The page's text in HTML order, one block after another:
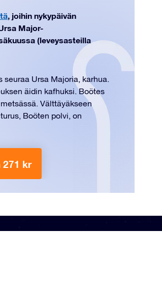
, joihin nykypäivän
Major-
(leveysasteilla
Ursa Majoria, karhua.
äidin kafhuksi. Boötes
Välttäyäkseen
Boöten polvi, on
271 kr